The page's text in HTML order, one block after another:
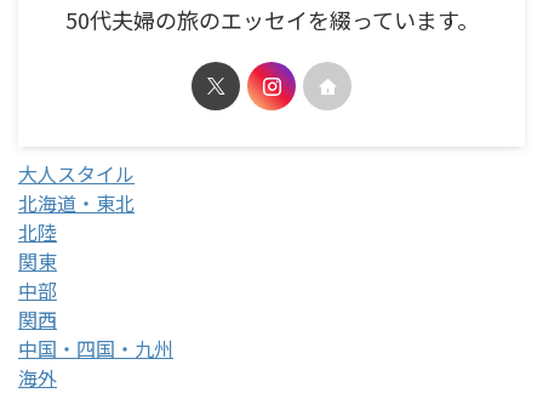
50代夫婦の旅のエッセイを綴っています。
大人スタイル
北海道・東北
北陸
関東
中部
関西
中国・四国・九州
海外